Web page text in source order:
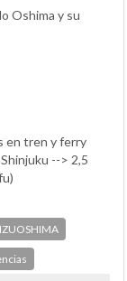
Oshima y su
en tren y ferry
--> 2,5